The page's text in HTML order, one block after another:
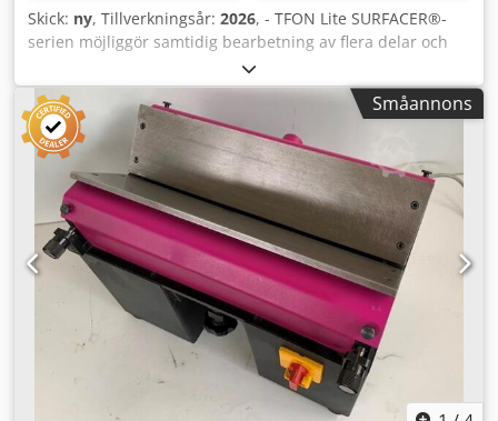
Skick: ny, Tillverkningsår: 2026, - TFON Lite SURFACER®-
serien möjliggör samtidig bearbetning av flera delar och
erbjuder oslagbar flexibilitet tack vare ett urval av olika
förbrukningsmaterial och ett effektivt vakuumbordssystem.
Maskinen är utformad för enkel användning med snabba
borstbyten och möjligheten att montera två olika borstar
anpassade efter era specifika tillämpningar. Csdpfx
Aeqzxhysm Rjrf - Med borstar monterade parallellt med
bordet garanterar systemet en felfri slipningsprestanda
varje gång. Ergonomiskt konstruerad vilar motorns vikt på
maskinramen, vilket avsevärt minskar operatörens trötthet
och ökar säkerheten på arbetsplatsen. - Med TFON:s
beprövade garanti erbjuder SURFACER®-serien en optimal
balans mellan låga driftkostnader och högsta ytfinish.
Viktiga specifikationer: – Minsta materialstorlek: 80 × 80
mm. – Materialtjocklek: 3–200 mm. – Maximal
materialbredd: 800 mm. – Maximal materiallängd: 500
Småannons